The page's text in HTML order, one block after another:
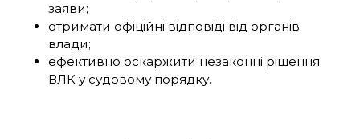
заяви;
отримати офіційні відповіді від органів
влади;
ефективно оскаржити незаконні рішення
ВЛК у судовому порядку.